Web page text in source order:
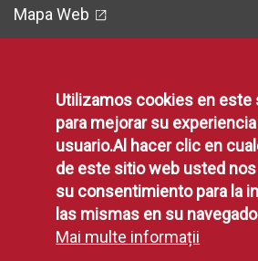
Mapa Web
Legal
Protección de Datos
Política de Privacidad
Aviso Legal
Disponibilidad
Utilizamos cookies en este
para mejorar su
usuario.Al hacer clic en
de este sitio web usted
su consentimiento para la
las mismas en su
Mai multe informații